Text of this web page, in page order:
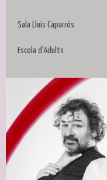
Sala Lluís Caparrós
Escola d'Adults